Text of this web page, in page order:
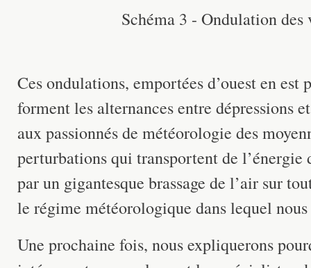
Schéma 3 - Ondulation des
Ces ondulations, emportées d’ouest en est
forment les alternances entre dépressions
aux passionnés de météorologie des
perturbations qui transportent de l’énergie
par un gigantesque brassage de l’air sur
le régime météorologique dans lequel
Une prochaine fois, nous expliquerons